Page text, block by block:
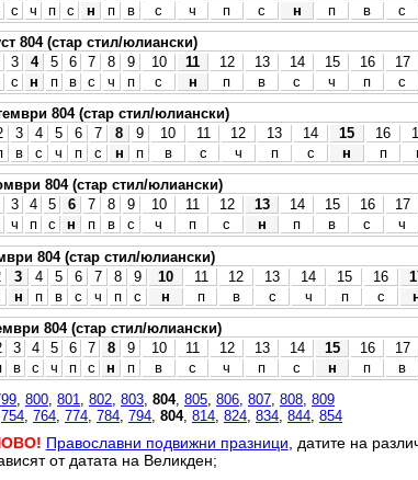
с ч п с н п в с ч п с н п в с
804 (стар стил/юлиански)
3 4 5 6 7 8 9 10 11 12 13 14 15 16 17
с н п в с ч п с н п в с ч п с
804 (стар стил/юлиански)
3 4 5 6 7 8 9 10 11 12 13 14 15 16
в с ч п с н п в с ч п с н п
804 (стар стил/юлиански)
3 4 5 6 7 8 9 10 11 12 13 14 15 16 17
ч п с н п в с ч п с н п в с ч
804 (стар стил/юлиански)
3 4 5 6 7 8 9 10 11 12 13 14 15 16
н п в с ч п с н п в с ч п с
804 (стар стил/юлиански)
3 4 5 6 7 8 9 10 11 12 13 14 15 16 17
в с ч п с н п в с ч п с н п в
800 801 802 803 804, 805 806 807 808 809
754 764 774 784 794 804, 814 824 834 844 854
Православни подвижни празници , датите на
от датата на Великден;